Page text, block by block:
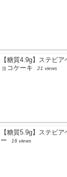
【糖質4.9g】ステビ
ョコケーキ
21 views
【糖質5.9g】ステビ
ー
16 views